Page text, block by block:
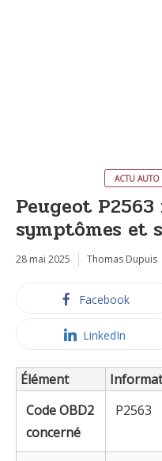
ACTU AUTO
Peugeot P2563
symptômes et
28 mai 2025 Thomas Dupuis
Facebook
LinkedIn
Élément
Code OBD2
concerné
P2563